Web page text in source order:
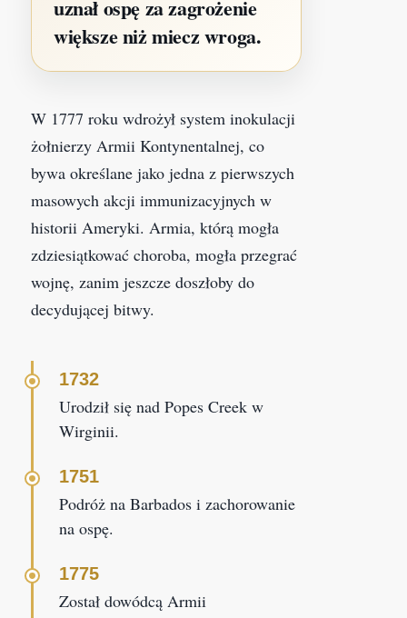
uznał ospę za zagrożenie
większe niż miecz wroga.
W 1777 roku wdrożył system inokulacji
żołnierzy Armii Kontynentalnej, co
bywa określane jako jedna z pierwszych
masowych akcji immunizacyjnych w
historii Ameryki. Armia, którą mogła
zdziesiątkować choroba, mogła przegrać
wojnę, zanim jeszcze doszłoby do
decydującej bitwy.
1732
Urodził się nad Popes Creek w
Wirginii.
1751
Podróż na Barbados i zachorowanie
na ospę.
1775
Został dowódcą Armii